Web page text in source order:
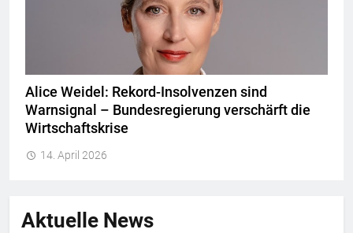
Alice Weidel: Rekord-Insolvenzen sind
Warnsignal – Bundesregierung verschärft die
Wirtschaftskrise
14. April 2026
Aktuelle News